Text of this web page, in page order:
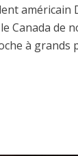
américain
Canada de
à grands